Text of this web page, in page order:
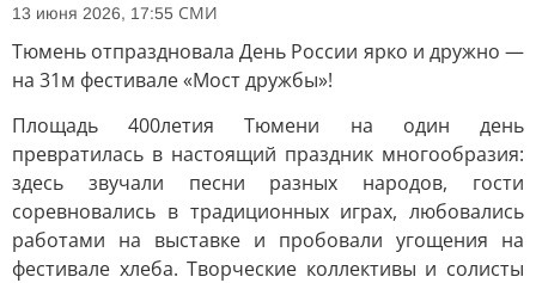
13 июня 2026, 17:55 СМИ
Тюмень отпраздновала День России ярко и дружно —
на 31м фестивале «Мост дружбы»!
Площадь 400летия Тюмени на один день
превратилась в настоящий праздник многообразия:
здесь звучали песни разных народов, гости
соревновались в традиционных играх, любовались
работами на выставке и пробовали угощения на
фестивале хлеба. Творческие коллективы и солисты